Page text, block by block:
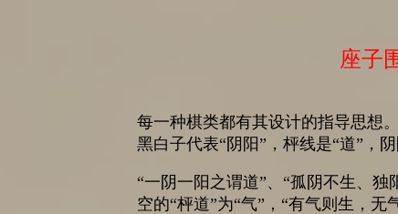
座子
每一种棋类都有其设计的指导思想
黑白子代表“阴阳”，枰线是“道”，
“一阴一阳之谓道”、“孤阴不生、独
空的“枰道”为“气”，“有气则生，无